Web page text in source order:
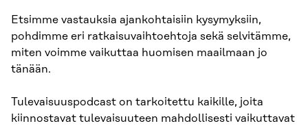
Etsimme vastauksia ajankohtaisiin kysymyksiin,
pohdimme eri ratkaisuvaihtoehtoja sekä selvitämme,
miten voimme vaikuttaa huomisen maailmaan jo
tänään.
Tulevaisuuspodcast on tarkoitettu kaikille, joita
kiinnostavat tulevaisuuteen mahdollisesti vaikuttavat